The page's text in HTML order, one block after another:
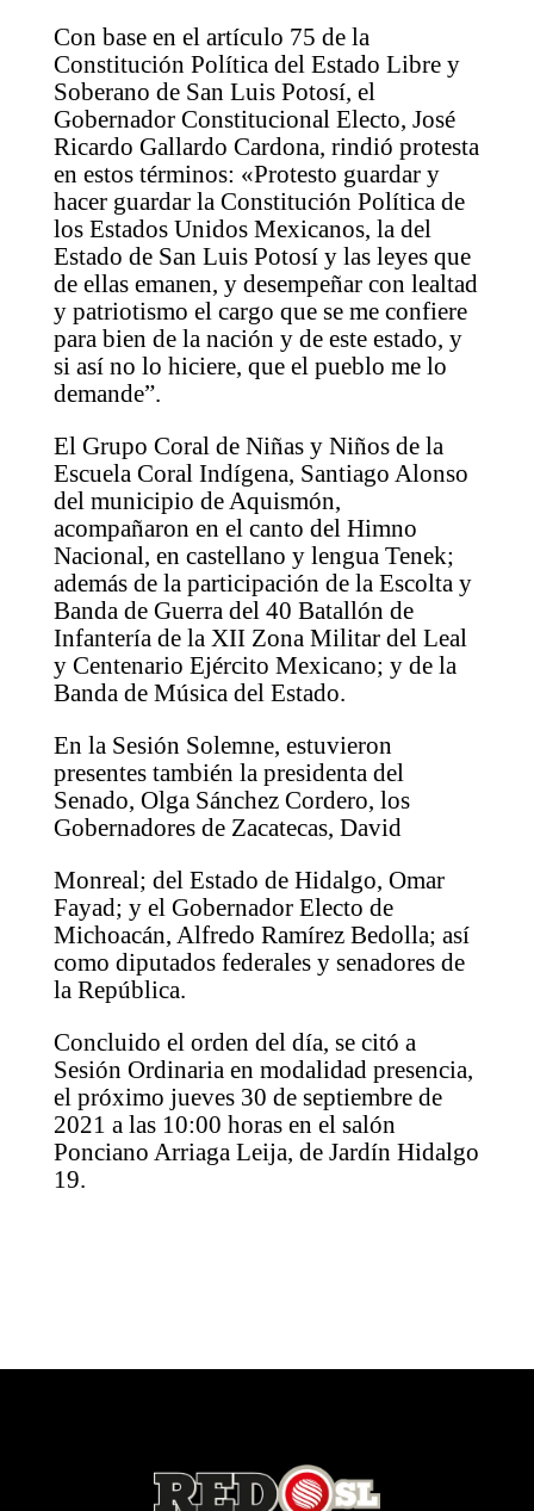
Con base en el artículo 75 de la
Constitución Política del Estado Libre y
Soberano de San Luis Potosí, el
Gobernador Constitucional Electo, José
Ricardo Gallardo Cardona, rindió protesta
en estos términos: «Protesto guardar y
hacer guardar la Constitución Política de
los Estados Unidos Mexicanos, la del
Estado de San Luis Potosí y las leyes que
de ellas emanen, y desempeñar con lealtad
y patriotismo el cargo que se me confiere
para bien de la nación y de este estado, y
si así no lo hiciere, que el pueblo me lo
demande”.
El Grupo Coral de Niñas y Niños de la
Escuela Coral Indígena, Santiago Alonso
del municipio de Aquismón,
acompañaron en el canto del Himno
Nacional, en castellano y lengua Tenek;
además de la participación de la Escolta y
Banda de Guerra del 40 Batallón de
Infantería de la XII Zona Militar del Leal
y Centenario Ejército Mexicano; y de la
Banda de Música del Estado.
En la Sesión Solemne, estuvieron
presentes también la presidenta del
Senado, Olga Sánchez Cordero, los
Gobernadores de Zacatecas, David
Monreal; del Estado de Hidalgo, Omar
Fayad; y el Gobernador Electo de
Michoacán, Alfredo Ramírez Bedolla; así
como diputados federales y senadores de
la República.
Concluido el orden del día, se citó a
Sesión Ordinaria en modalidad presencia,
el próximo jueves 30 de septiembre de
2021 a las 10:00 horas en el salón
Ponciano Arriaga Leija, de Jardín Hidalgo
19.